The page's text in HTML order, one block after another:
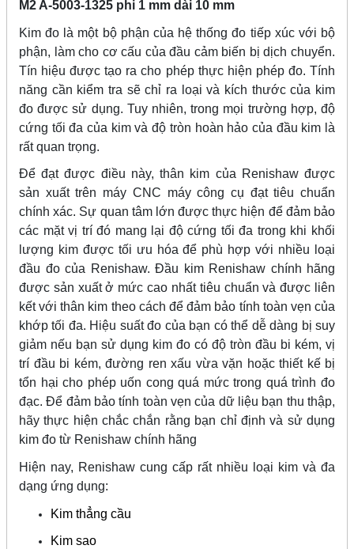
M2 A-5003-1325 phi 1 mm dài 10 mm
Kim đo là một bộ phận của hệ thống đo tiếp xúc với bộ
phận, làm cho cơ cấu của đầu cảm biến bị dịch chuyển.
Tín hiệu được tạo ra cho phép thực hiện phép đo. Tính
năng cần kiểm tra sẽ chỉ ra loại và kích thước của kim
đo được sử dụng. Tuy nhiên, trong mọi trường hợp, độ
cứng tối đa của kim và độ tròn hoàn hảo của đầu kim là
rất quan trọng.
Để đạt được điều này, thân kim của Renishaw được
sản xuất trên máy CNC máy công cụ đạt tiêu chuẩn
chính xác. Sự quan tâm lớn được thực hiện để đảm bảo
các mặt vị trí đó mang lại độ cứng tối đa trong khi khối
lượng kim được tối ưu hóa để phù hợp với nhiều loại
đầu đo của Renishaw. Đầu kim Renishaw chính hãng
được sản xuất ở mức cao nhất tiêu chuẩn và được liên
kết với thân kim theo cách để đảm bảo tính toàn vẹn của
khớp tối đa. Hiệu suất đo của bạn có thể dễ dàng bị suy
giảm nếu bạn sử dụng kim đo có độ tròn đầu bi kém, vị
trí đầu bi kém, đường ren xấu vừa vặn hoặc thiết kế bị
tổn hại cho phép uốn cong quá mức trong quá trình đo
đạc. Để đảm bảo tính toàn vẹn của dữ liệu bạn thu thập,
hãy thực hiện chắc chắn rằng bạn chỉ định và sử dụng
kim đo từ Renishaw chính hãng
Hiện nay, Renishaw cung cấp rất nhiều loại kim và đa
dạng ứng dụng:
Kim thẳng cầu
Kim sao